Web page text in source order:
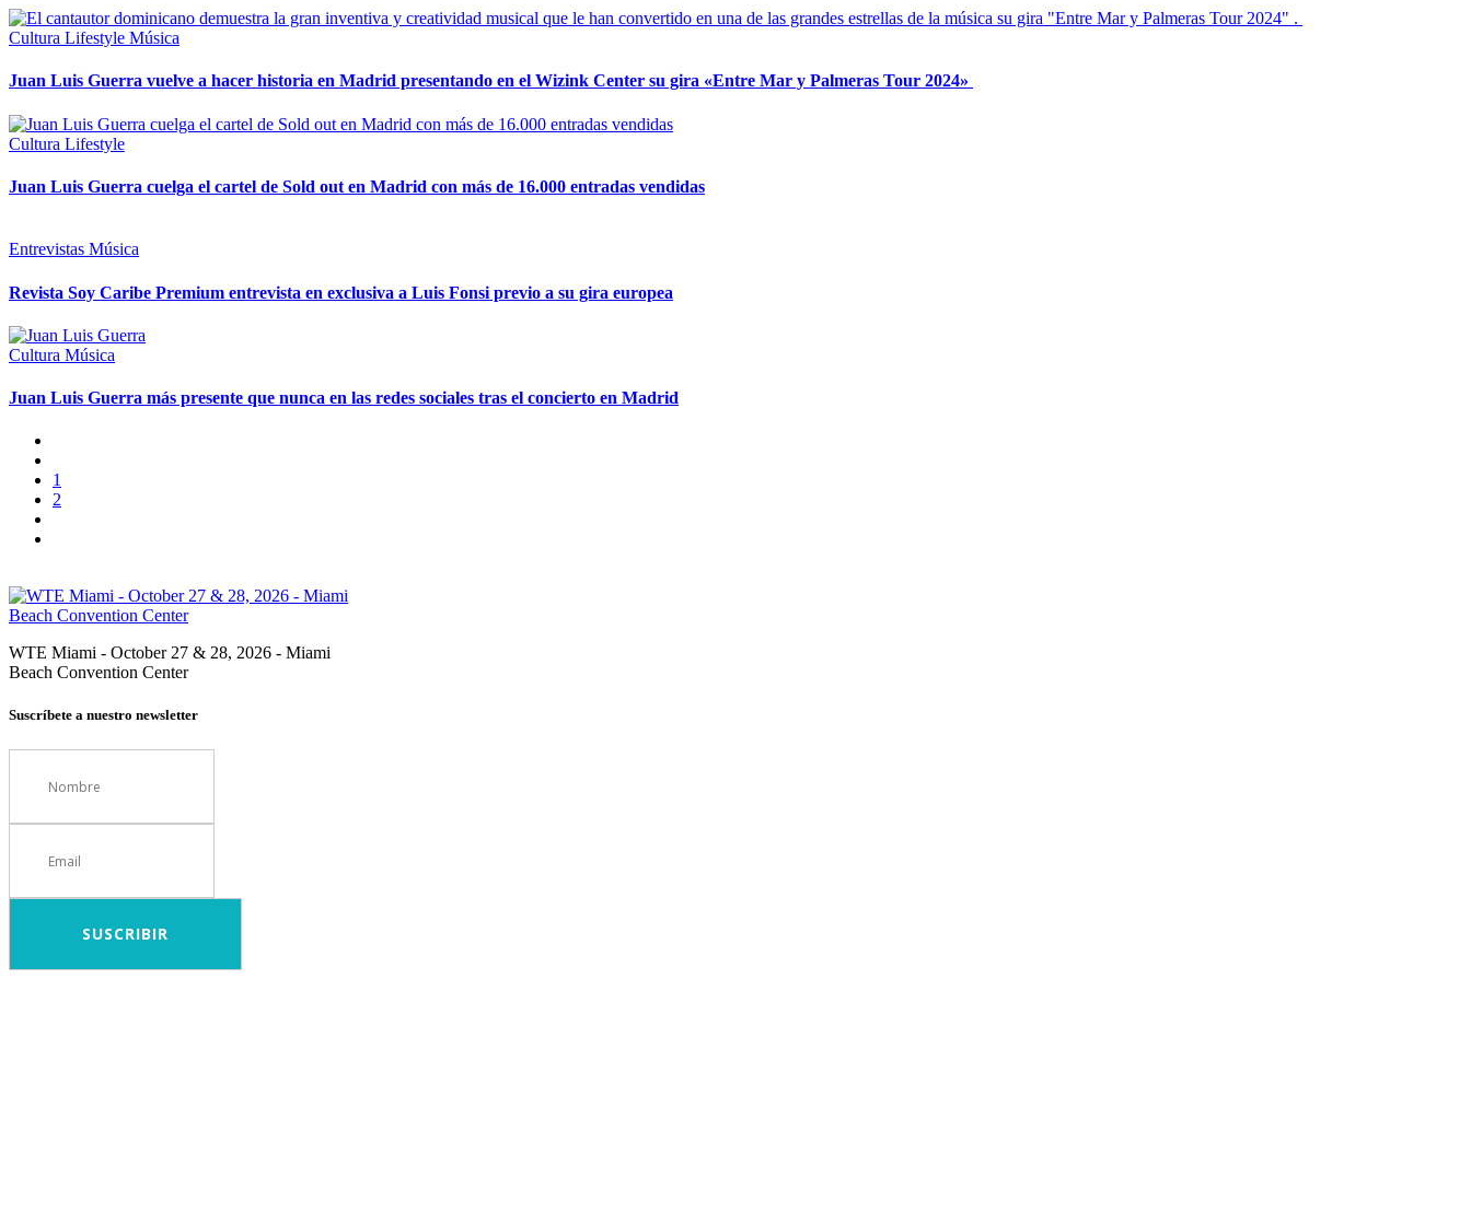
Cultura Lifestyle Música
Juan Luis Guerra vuelve a hacer historia en Madrid presentando en el Wizink Center su gira «Entre Mar y Palmeras Tour 2024»
Cultura Lifestyle
Juan Luis Guerra cuelga el cartel de Sold out en Madrid con más de 16.000 entradas vendidas
Entrevistas Música
Revista Soy Caribe Premium entrevista en exclusiva a Luis Fonsi previo a su gira europea
Cultura Música
Juan Luis Guerra más presente que nunca en las redes sociales tras el concierto en Madrid
1
2
WTE Miami - October 27 & 28, 2026 - Miami
Beach Convention Center
Suscríbete a nuestro newsletter